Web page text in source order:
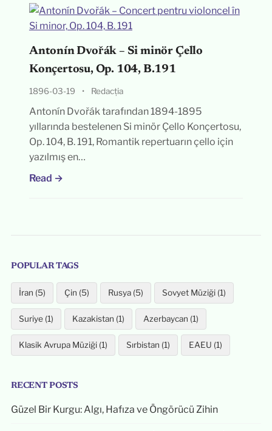
Antonín Dvořák – Si minör Çello
Konçertosu, Op. 104, B.191
1896-03-19 • Redacția
Antonín Dvořák tarafından 1894-1895
yıllarında bestelenen Si minör Çello Konçertosu,
Op. 104, B. 191, Romantik repertuarın çello için
yazılmış en…
Read →
POPULAR TAGS
İran (5) Çin (5) Rusya (5) Sovyet Müziği (1)
Suriye (1) Kazakistan (1) Azerbaycan (1)
Klasik Avrupa Müziği (1) Sırbistan (1) EAEU (1)
RECENT POSTS
Güzel Bir Kurgu: Algı, Hafıza ve Öngörücü Zihin